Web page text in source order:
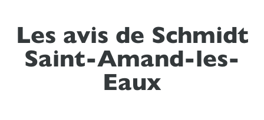
Les avis de Schmidt
Saint-Amand-les-
Eaux